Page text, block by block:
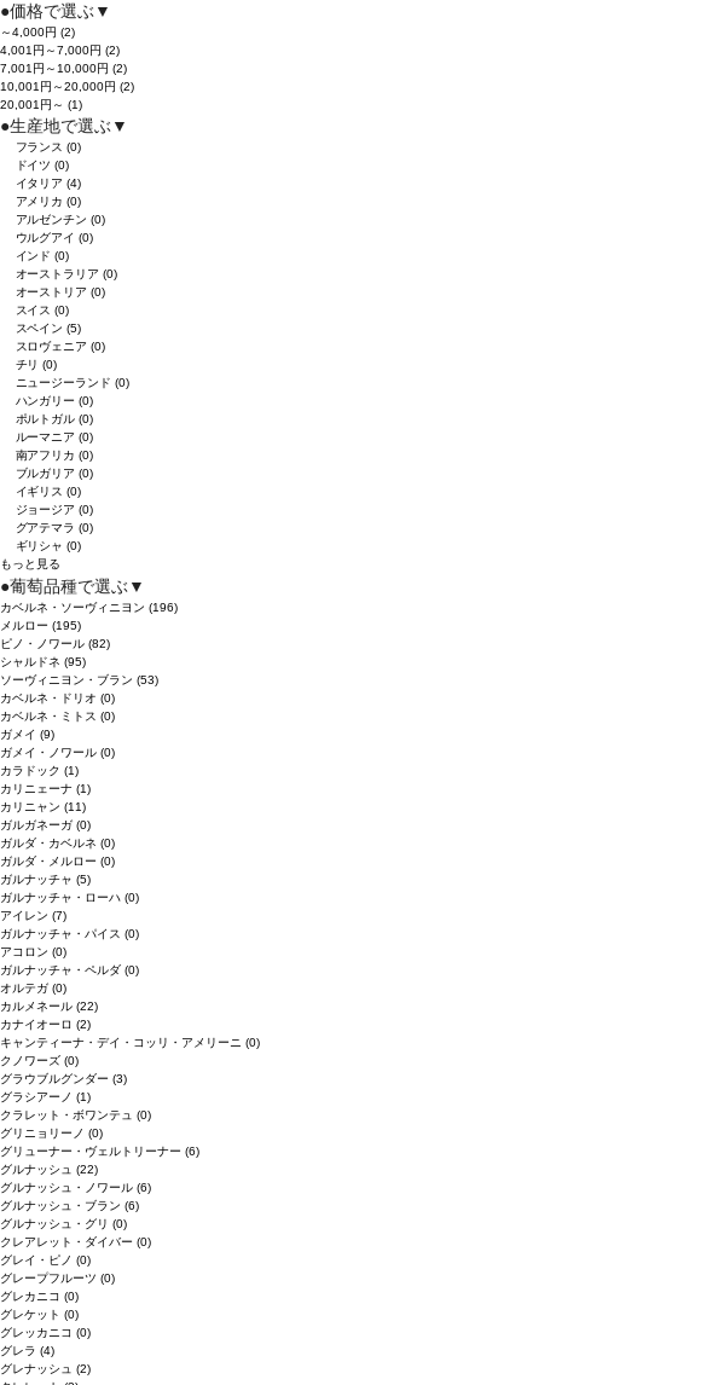
●価格で選ぶ ▼
～4,000円 (2)
4,001円～7,000円 (2)
7,001円～10,000円 (2)
10,001円～20,000円 (2)
20,001円～ (1)
●生産地で選ぶ ▼
フランス(0)
ドイツ(0)
イタリア(4)
アメリカ(0)
アルゼンチン(0)
ウルグアイ(0)
インド(0)
オーストラリア(0)
オーストリア(0)
スイス(0)
スペイン(5)
スロヴェニア(0)
チリ(0)
ニュージーランド(0)
ハンガリー(0)
ポルトガル(0)
ルーマニア(0)
南アフリカ(0)
ブルガリア(0)
イギリス(0)
ジョージア(0)
グアテマラ(0)
ギリシャ(0)
もっと見る
●葡萄品種で選ぶ ▼
カベルネ・ソーヴィニヨン (196)
メルロー (195)
ピノ・ノワール (82)
シャルドネ (95)
ソーヴィニヨン・ブラン (53)
カベルネ・ドリオ (0)
カベルネ・ミトス (0)
ガメイ (9)
ガメイ・ノワール (0)
カラドック (1)
カリニェーナ (1)
カリニャン (11)
ガルガネーガ (0)
ガルダ・カベルネ (0)
ガルダ・メルロー (0)
ガルナッチャ (5)
ガルナッチャ・ローハ (0)
アイレン (7)
ガルナッチャ・パイス (0)
アコロン (0)
ガルナッチャ・ペルダ (0)
オルテガ (0)
カルメネール (22)
カナイオーロ (2)
キャンティーナ・デイ・コッリ・アメリーニ (0)
クノワーズ (0)
グラウブルグンダー (3)
グラシアーノ (1)
クラレット・ボワンテュ (0)
グリニョリーノ (0)
グリューナー・ヴェルトリーナー (6)
グルナッシュ (22)
グルナッシュ・ノワール (6)
グルナッシュ・ブラン (6)
グルナッシュ・グリ (0)
クレアレット・ダイバー (0)
グレイ・ピノ (0)
グレープフルーツ (0)
グレカニコ (0)
グレケット (0)
グレッカニコ (0)
グレラ (4)
グレナッシュ (2)